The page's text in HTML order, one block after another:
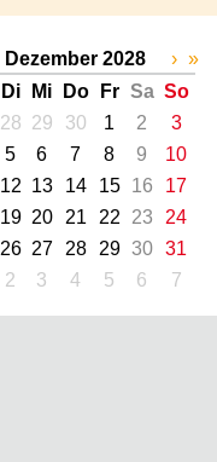
Dezember 2028
Di Mi Do Fr Sa So
28 29 30 1 2
3
5 6 7 8 9
10
12 13 14 15 16
17
19 20 21 22 23
24
26 27 28 29 30
31
2 3 4 5 6 7
› »